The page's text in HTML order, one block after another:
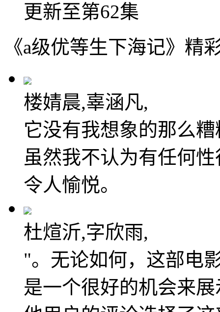
更新至第62集
《a级优等生下海记》精
楼婧晨,辜涵凡,
它没有我想象的那么
虽然我不认为有任何
令人愉悦。
杜煊沂,字欣雨,
"。无论如何，这部电
是一个很好的机会来